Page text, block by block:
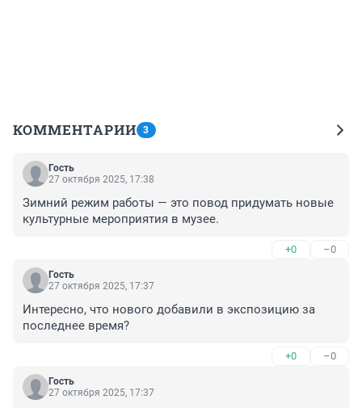
КОММЕНТАРИИ 3
Гость
27 октября 2025, 17:38
Зимний режим работы — это повод придумать новые
культурные мероприятия в музее.
+0 –0
Гость
27 октября 2025, 17:37
Интересно, что нового добавили в экспозицию за
последнее время?
+0 –0
Гость
27 октября 2025, 17:37